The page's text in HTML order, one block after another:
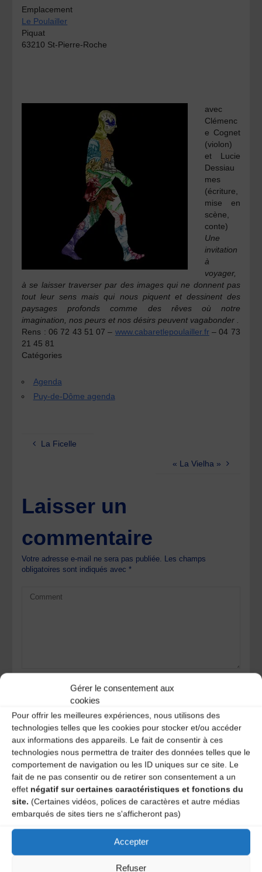
Gérer le consentement aux
cookies
Pour offrir les meilleures expériences, nous utilisons des
technologies telles que les cookies pour stocker et/ou accéder
aux informations des appareils. Le fait de consentir à ces
technologies nous permettra de traiter des données telles que le
comportement de navigation ou les ID uniques sur ce site. Le
fait de ne pas consentir ou de retirer son consentement a un
effet négatif sur certaines caractéristiques et fonctions du
site. (Certaines vidéos, polices de caractères et autre médias
embarqués de sites tiers ne s'afficheront pas)
Accepter
Refuser
Emplacement
Le Poulailler
Piquat
63210 St-Pierre-Roche
avec
Clémenc
e Cognet
(violon)
et Lucie
Dessiau
mes
(écriture,
mise en
scène,
conte)
Une
invitation
à
voyager,
à se laisser traverser par des images qui ne donnent pas
tout leur sens mais qui nous piquent et dessinent des
paysages profonds comme des rêves où notre
imagination, nos peurs et nos désirs peuvent vagabonder .
Rens : 06 72 43 51 07 – www.cabaretlepoulailler.fr– 04 73
21 45 81
Catégories
Agenda
Puy-de-Dôme agenda
La Ficelle
« La Vielha »
Laisser un
commentaire
Votre adresse e-mail ne sera pas publiée. Les champs
obligatoires sont indiqués avec*
Save my name, email, and site URL in my browser for next
time I post a comment.
Ce site utilise Akismet pour réduire les indésirables.
commentaires sont traitées.